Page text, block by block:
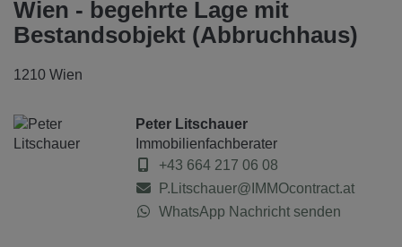
Wien - begehrte Lage mit
Bestandsobjekt (Abbruchhaus)
1210 Wien
Peter Litschauer
Immobilienfachberater
+43 664 217 06 08
P.Litschauer@IMMOcontract.at
WhatsApp Nachricht senden